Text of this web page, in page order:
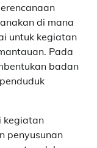
di mana
untuk kegiatan
Pada
badan
kegiatan
penyusunan